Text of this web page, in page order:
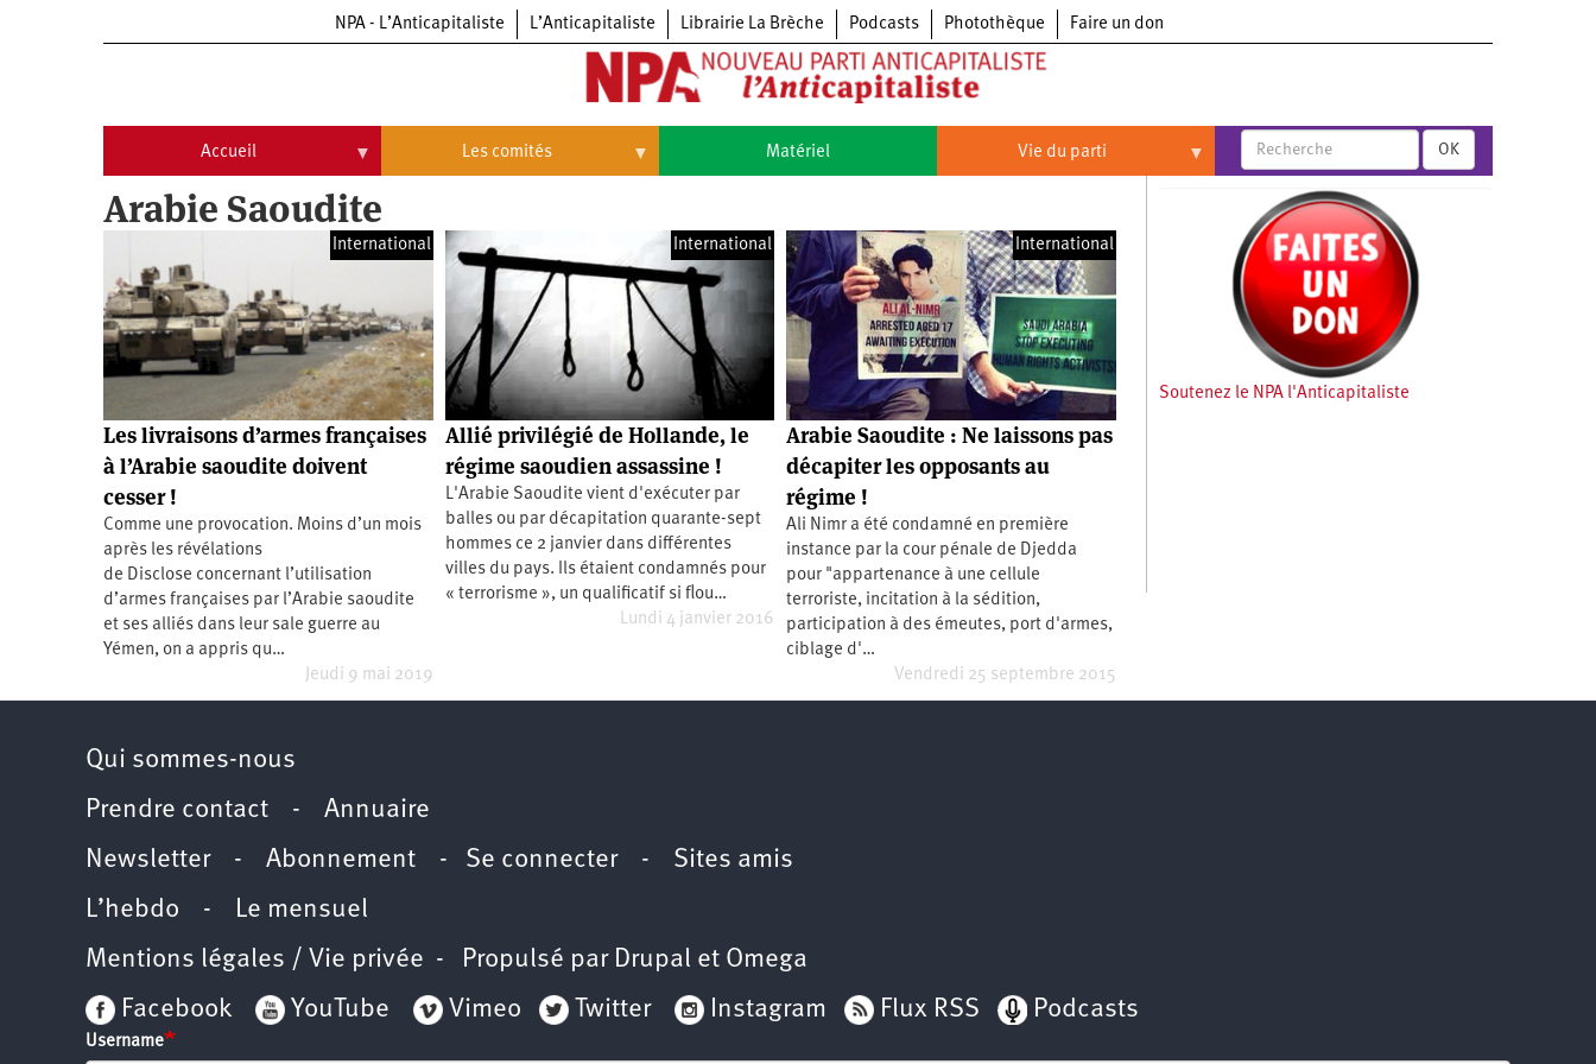
NPA - L’Anticapitaliste L’Anticapitaliste Librairie La Brèche Podcasts Photothèque Faire un don
Accueil
Accueil
Université
d’été
Université
d’été
d’été
2009
d’été
Université
d’été
2011
Université
d’été
Université
d’été
Université
Université
Université
d’été
Université
d’été
Université
d’été
Université
d’été
Université
d’été
Université
d’été
2021
Université
Vidéos
Les comités
Commissions
sommes-
nous
?
Matériel Vie du parti
parti
Congrès
du
NPA
Congrès
du
NPA
6e
congrès
5e
congrès
congrès
congrès
2e
congrès
1er
congrès
de
fondation
Principes
fondateurs
du
NPA
Statuts
du
parti
Textes
du
Conseil
politique
national
OK
Arabie Saoudite
International
Les livraisons d’armes françaises
à l’Arabie saoudite doivent
cesser !
Comme une provocation. Moins d’un mois
après les révélations
de Disclose concernant l’utilisation
d’armes françaises par l’Arabie saoudite
et ses alliés dans leur sale guerre au
Yémen, on a appris qu…
Jeudi 9 mai 2019
International
Allié privilégié de Hollande, le
régime saoudien assassine !
L'Arabie Saoudite vient d'exécuter par
balles ou par décapitation quarante-sept
hommes ce 2 janvier dans différentes
villes du pays. Ils étaient condamnés pour
« terrorisme », un qualificatif si flou…
Lundi 4 janvier 2016
International
Arabie Saoudite : Ne laissons pas
décapiter les opposants au
régime !
Ali Nimr a été condamné en première
instance par la cour pénale de Djedda
pour "appartenance à une cellule
terroriste, incitation à la sédition,
participation à des émeutes, port d'armes,
ciblage d'…
Vendredi 25 septembre 2015
Soutenez le NPA l'Anticapitaliste
Qui sommes-nous
Prendre contact - Annuaire
Newsletter - Abonnement - Se connecter- Sites amis
L’hebdo - Le mensuel
Mentions légales / Vie privée - Propulsé par Drupal et Omega
Facebook
YouTube Vimeo Twitter Instagram Flux RSS Podcasts
Username